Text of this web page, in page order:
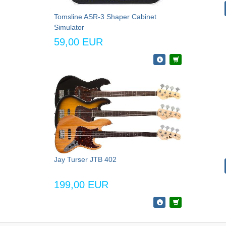
Tomsline ASR-3 Shaper Cabinet
Simulator
59,00 EUR
Jay Turser JTB 402
199,00 EUR